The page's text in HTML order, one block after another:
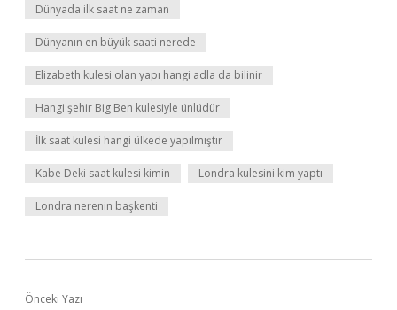
Dünyada ilk saat ne zaman
Dünyanın en büyük saati nerede
Elizabeth kulesi olan yapı hangi adla da bilinir
Hangi şehir Big Ben kulesiyle ünlüdür
İlk saat kulesi hangi ülkede yapılmıştır
Kabe Deki saat kulesi kimin Londra kulesini kim yaptı
Londra nerenin başkenti
Önceki Yazı